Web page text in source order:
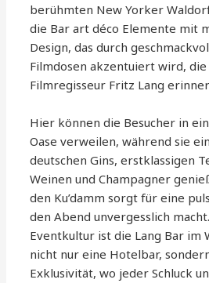
berühmten New Yorker
die Bar art déco Elemente mit
Design, das durch
Filmdosen akzentuiert wird, die
Filmregisseur Fritz Lang
Hier können die Besucher in
Oase verweilen, während sie
deutschen Gins, erstklassigen
Weinen und Champagner
den Ku’damm sorgt für eine
den Abend unvergesslich
Eventkultur ist die Lang Bar im
nicht nur eine Hotelbar,
Exklusivität, wo jeder Schluck